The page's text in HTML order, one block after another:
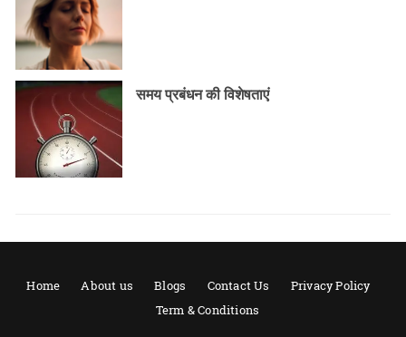
समय प्रबंधन की विशेषताएं
Home About us Blogs Contact Us
Privacy Policy
Term & Conditions